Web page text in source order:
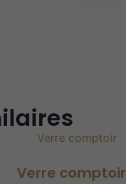
Verre comptoir